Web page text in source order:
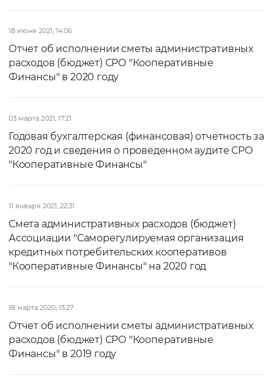
18 июня 2021, 14:06
Отчет об исполнении сметы административных
расходов (бюджет) СРО "Кооперативные
Финансы" в 2020 году
03 марта 2021, 17:21
Годовая бухгалтерская (финансовая) отчетность за
2020 год и сведения о проведенном аудите СРО
"Кооперативные Финансы"
11 января 2021, 22:31
Смета административных расходов (бюджет)
Ассоциации "Саморегулируемая организация
кредитных потребительских кооперативов
"Кооперативные Финансы" на 2020 год
18 марта 2020, 13:27
Отчет об исполнении сметы административных
расходов (бюджет) СРО "Кооперативные
Финансы" в 2019 году